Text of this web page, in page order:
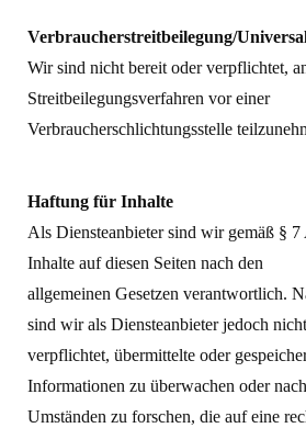
Verbraucherstreitbeilegung/
Wir sind nicht bereit oder verpflichtet,
Streitbeilegungsverfahren vor einer
Verbraucherschlichtungsstelle
Haftung für Inhalte
Als Diensteanbieter sind wir gemäß §
Inhalte auf diesen Seiten nach den
allgemeinen Gesetzen verantwortlich.
sind wir als Diensteanbieter jedoch nicht
verpflichtet, übermittelte oder
Informationen zu überwachen oder nach
Umständen zu forschen, die auf eine